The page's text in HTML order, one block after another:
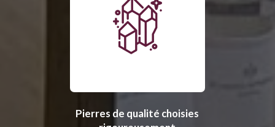
Pierres de qualité choisies